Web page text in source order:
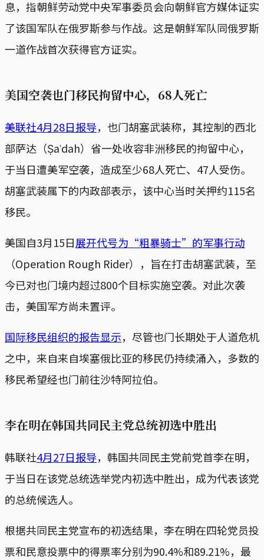
息，指朝鲜劳动党中央军事委员会向朝鲜官方媒体证实
了该国军队在俄罗斯参与作战。这是朝鲜军队同俄罗斯
一道作战首次获得官方证实。
美国空袭也门移民拘留中心，68人死亡
美联社4月28日报导，也门胡塞武装称，其控制的西北
部萨达（Ṣaʿdah）省一处收容非洲移民的拘留中心，
于当日遭美军空袭，造成至少68人死亡、47人受伤。
胡塞武装属下的内政部表示，该中心当时关押约115名
移民。
美国自3月15日展开代号为“粗暴骑士”的军事行动
（Operation Rough Rider），旨在打击胡塞武装，至
今已对也门境内超过800个目标实施空袭。对此次袭
击，美国军方尚未置评。
国际移民组织的报告显示，尽管也门长期处于人道危机
之中，来自来自埃塞俄比亚的移民仍持续涌入，多数的
移民希望经也门前往沙特阿拉伯。
李在明在韩国共同民主党总统初选中胜出
韩联社4月27日报导，韩国共同民主党前党首李在明，
于当日在该党总统选举党内初选中胜出，成为代表该党
的总统候选人。
根据共同民主党宣布的初选结果，李在明在四轮党员投
票和民意投票中的得票率分别为90.4%和89.21%，最